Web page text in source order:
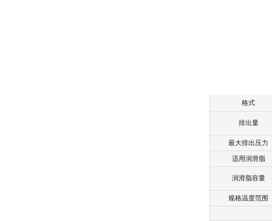
格式
排出量
最大排出压力
适用润滑脂
润滑脂容量
规格温度范围